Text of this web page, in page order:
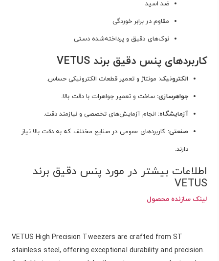
ضد اسید
مقاوم در برابر خوردگی
نوک‌های دقیق و پرداخته‌شده دستی
کاربردهای پنس دقیق برند VETUS
الکترونیک: مونتاژ و تعمیر قطعات الکترونیکی حساس.
جواهرسازی: ساخت و تعمیر جواهرات با دقت بالا.
آزمایشگاه: انجام آزمایش‌های تخصصی و نیازمند دقت.
صنعتی: کاربردهای عمومی در صنایع مختلف که به دقت بالا نیاز
دارند.
اطلاعات بیشتر در مورد پنس دقیق برند
VETUS
لینک سازنده محصول
VETUS High Precision Tweezers are crafted from ST
stainless steel, offering exceptional durability and precision.